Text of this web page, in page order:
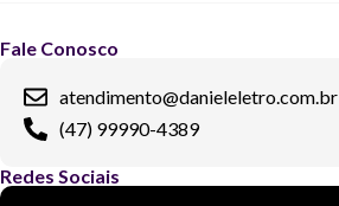
Fale Conosco
atendimento@danieleletro.com.br
(47) 99990-4389
Redes Sociais